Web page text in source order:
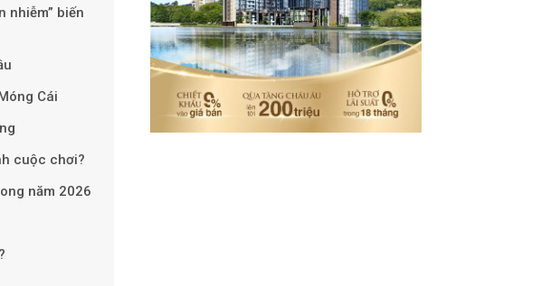
Theo Sở hữu trí tuệ
nhiễm” biến
Cái
cuộc chơi?
năm 2026